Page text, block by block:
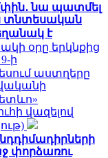
նա պատմել
տնտեսական
է
օրը երկնքից
ի
աստղերը
վազելով
փորձառու